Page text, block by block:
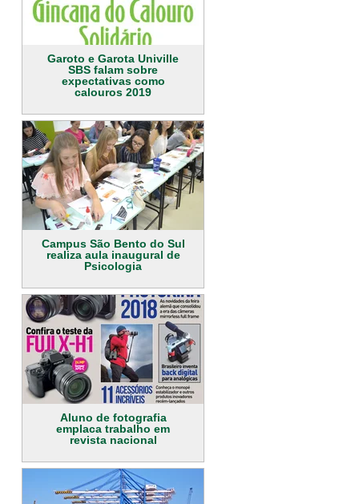
Garoto e Garota Univille
SBS falam sobre
expectativas como
calouros 2019
Campus São Bento do Sul
realiza aula inaugural de
Psicologia
Aluno de fotografia
emplaca trabalho em
revista nacional